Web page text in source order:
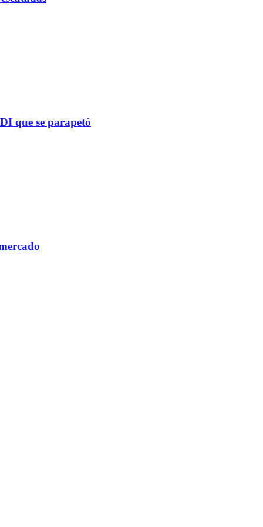
que se parapetó